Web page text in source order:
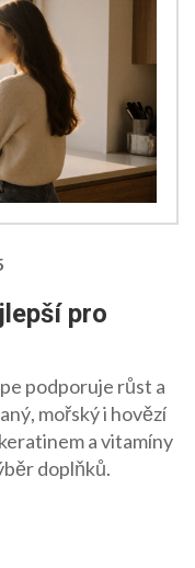
pro
podporuje růst a
mořský i hovězí
a vitamíny
doplňků.